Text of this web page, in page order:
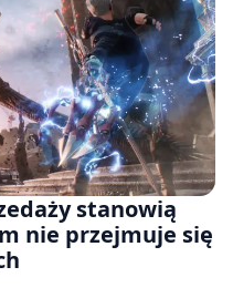
stanowią
nie przejmuje się